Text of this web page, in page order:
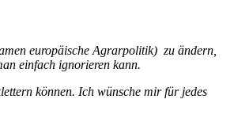
europäische Agrarpolitik) zu ändern,
einfach ignorieren kann.
können. Ich wünsche mir für jedes